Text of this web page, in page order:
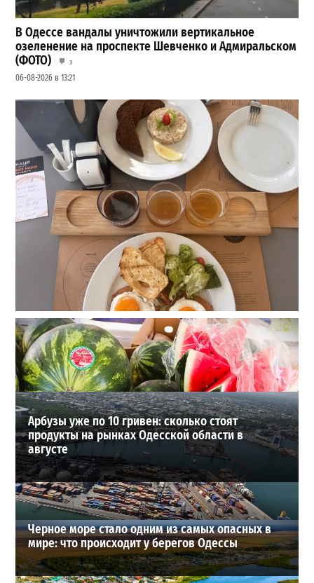
В Одессе вандалы уничтожили вертикальное
озеленение на проспекте Шевченко и Адмиральском
(ФОТО)
3
06-08-2026 в 13:21
22 сорта пива, мидии и вид на море: сколько стоит
отдых в пабе на «Ланжероне»
2
01-08-2026 в 19:02
ВИБОР РЕДАКЦИИ
Арбузы уже по 10 гривен: сколько стоят
продукты на рынках Одесской области в
августе
Черное море стало одним из самых опасных в
мире: что происходит у берегов Одессы